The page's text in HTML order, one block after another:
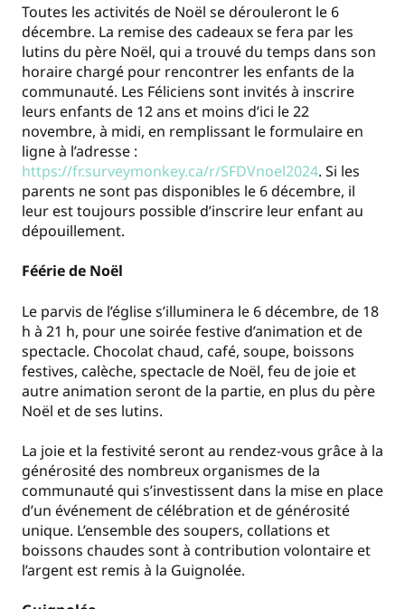
Toutes les activités de Noël se dérouleront le 6
décembre. La remise des cadeaux se fera par les
lutins du père Noël, qui a trouvé du temps dans son
horaire chargé pour rencontrer les enfants de la
communauté. Les Féliciens sont invités à inscrire
leurs enfants de 12 ans et moins d’ici le 22
novembre, à midi, en remplissant le formulaire en
ligne à l’adresse :
https://fr.surveymonkey.ca/r/SFDVnoel2024. Si les
parents ne sont pas disponibles le 6 décembre, il
leur est toujours possible d’inscrire leur enfant au
dépouillement.
Féérie de Noël
Le parvis de l’église s’illuminera le 6 décembre, de 18
h à 21 h, pour une soirée festive d’animation et de
spectacle. Chocolat chaud, café, soupe, boissons
festives, calèche, spectacle de Noël, feu de joie et
autre animation seront de la partie, en plus du père
Noël et de ses lutins.
La joie et la festivité seront au rendez-vous grâce à la
générosité des nombreux organismes de la
communauté qui s’investissent dans la mise en place
d’un événement de célébration et de générosité
unique. L’ensemble des soupers, collations et
boissons chaudes sont à contribution volontaire et
l’argent est remis à la Guignolée.